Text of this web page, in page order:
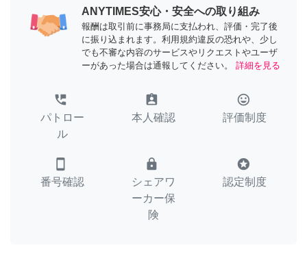
ANYTIMES安心・安全への取り組み
報酬は取引前に事務局に支払われ、評価・完了後
に振り込まれます。利用規約違反の恐れや、少し
でも不審な内容のサービスやリクエストやユーザ
ーがあった場合は通報してください。
詳細を見る
perm_phone_msg
パトロー
ル
assignment_ind
本人確認
tag_faces
評価制度
smartphone
番号確認
lock
シェアワ
ーカー保
険
stars
認定制度